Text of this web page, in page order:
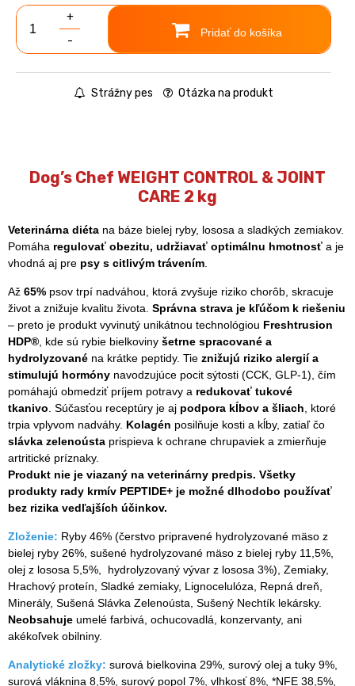
+
-
Pridať do košíka
Strážny pes Otázka na produkt
Dog’s Chef WEIGHT CONTROL & JOINT
CARE 2 kg
Veterinárna diéta na báze bielej ryby, lososa a sladkých zemiakov.
Pomáha regulovať obezitu, udržiavať optimálnu hmotnosť a je
vhodná aj pre psy s citlivým trávením
Až 65% psov trpí nadváhou, ktorá zvyšuje riziko chorôb, skracuje
život a znižuje kvalitu života. Správna strava je kľúčom k riešeniu
– preto je produkt vyvinutý unikátnou technológiou Freshtrusion
HDP® , kde sú rybie bielkoviny šetrne spracované a
hydrolyzované na krátke peptidy. Tie znižujú riziko alergií a
stimulujú hormóny navodzujúce pocit sýtosti (CCK, GLP-1), čím
pomáhajú obmedziť príjem potravy a redukovať tukové
tkanivo . Súčasťou receptúry je aj podpora kĺbov a šliach , ktoré
trpia vplyvom nadváhy. Kolagén posilňuje kosti a kĺby, zatiaľ čo
slávka zelenoústa prispieva k ochrane chrupaviek a zmierňuje
artritické príznaky.
Produkt nie je viazaný na veterinárny predpis. Všetky
produkty rady krmív PEPTIDE+ je možné dlhodobo používať
bez rizika vedľajších účinkov.
Zloženie: Ryby 46% (čerstvo pripravené hydrolyzované mäso z
bielej ryby 26%, sušené hydrolyzované mäso z bielej ryby 11,5%,
olej z lososa 5,5%, hydrolyzovaný vývar z lososa 3%), Zemiaky,
Hrachový proteín, Sladké zemiaky, Lignocelulóza, Repná dreň,
Minerály, Sušená Slávka Zelenoústa, Sušený Nechtík lekársky.
Neobsahuje umelé farbivá, ochucovadlá, konzervanty, ani
akékoľvek obilniny.
Analytické zložky: surová bielkovina 29%, surový olej a tuky 9%,
surová vláknina 8,5%, surový popol 7%, vlhkosť 8%, *NFE 38,5%,